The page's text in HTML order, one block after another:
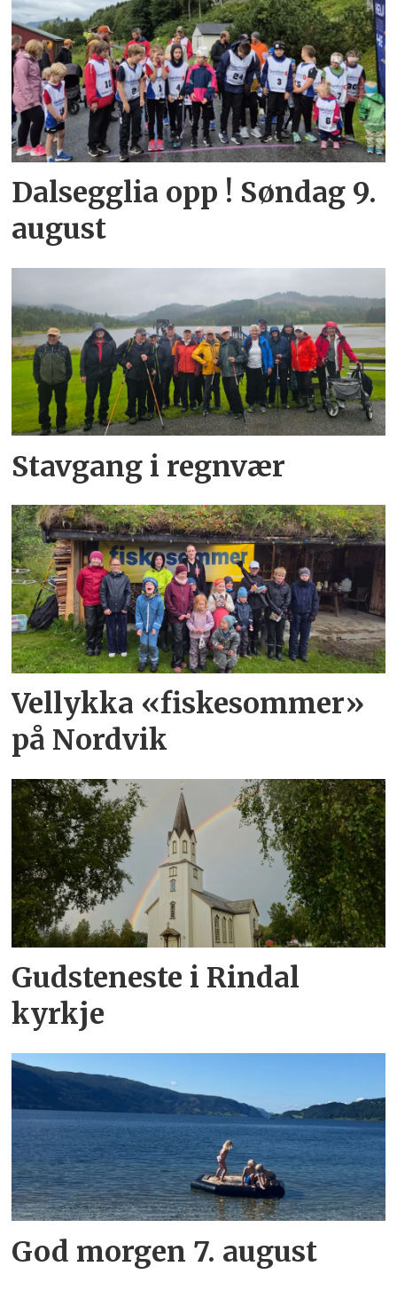
Dalsegglia opp ! Søndag 9.
august
Stavgang i regnvær
Vellykka «fiskesommer»
på Nordvik
Gudsteneste i Rindal
kyrkje
God morgen 7. august